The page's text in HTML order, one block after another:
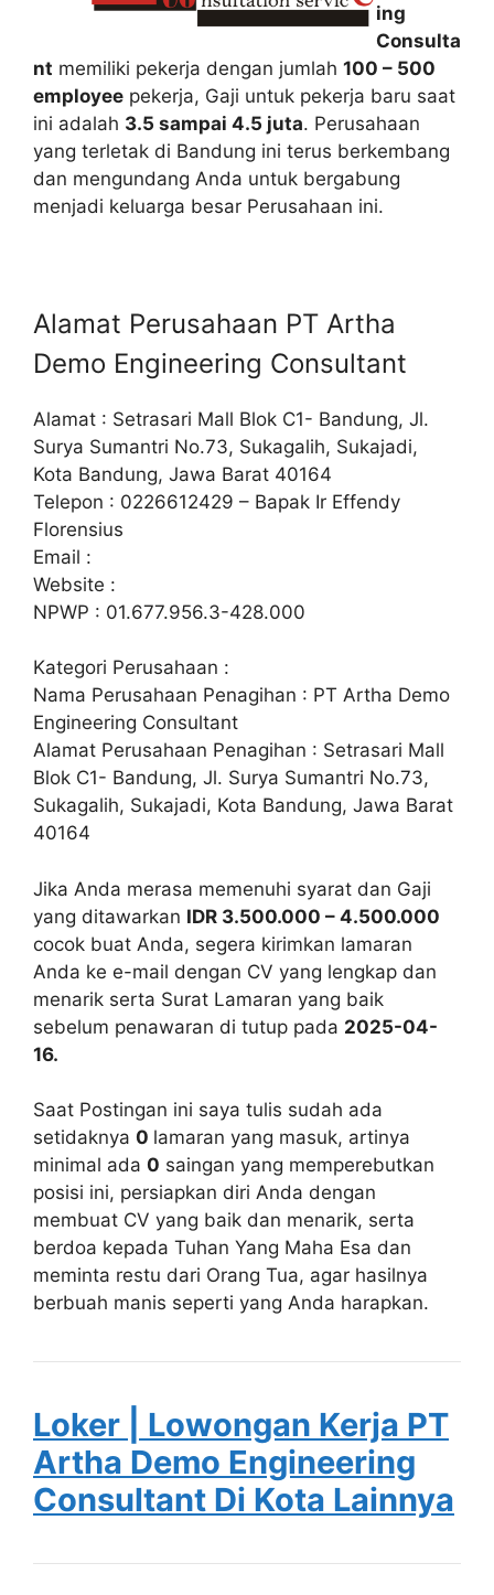
ing
Consulta
nt memiliki pekerja dengan jumlah 100 – 500
employee pekerja, Gaji untuk pekerja baru saat
ini adalah 3.5 sampai 4.5 juta. Perusahaan
yang terletak di Bandung ini terus berkembang
dan mengundang Anda untuk bergabung
menjadi keluarga besar Perusahaan ini.
Alamat Perusahaan PT Artha
Demo Engineering Consultant
Alamat : Setrasari Mall Blok C1- Bandung, Jl.
Surya Sumantri No.73, Sukagalih, Sukajadi,
Kota Bandung, Jawa Barat 40164
Telepon : 0226612429 – Bapak Ir Effendy
Florensius
Email :
Website :
NPWP : 01.677.956.3-428.000
Kategori Perusahaan :
Nama Perusahaan Penagihan : PT Artha Demo
Engineering Consultant
Alamat Perusahaan Penagihan : Setrasari Mall
Blok C1- Bandung, Jl. Surya Sumantri No.73,
Sukagalih, Sukajadi, Kota Bandung, Jawa Barat
40164
Jika Anda merasa memenuhi syarat dan Gaji
yang ditawarkan IDR 3.500.000 – 4.500.000
cocok buat Anda, segera kirimkan lamaran
Anda ke e-mail dengan CV yang lengkap dan
menarik serta Surat Lamaran yang baik
sebelum penawaran di tutup pada 2025-04-
16.
Saat Postingan ini saya tulis sudah ada
setidaknya 0 lamaran yang masuk, artinya
minimal ada 0 saingan yang memperebutkan
posisi ini, persiapkan diri Anda dengan
membuat CV yang baik dan menarik, serta
berdoa kepada Tuhan Yang Maha Esa dan
meminta restu dari Orang Tua, agar hasilnya
berbuah manis seperti yang Anda harapkan.
Loker | Lowongan Kerja PT
Artha Demo Engineering
Consultant Di Kota Lainnya